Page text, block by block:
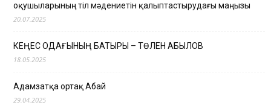
оқушыларының тіл мәдениетін қалыптастырудағы маңызы
20.07.2025
КЕҢЕС ОДАҒЫНЫҢ БАТЫРЫ – ТӨЛЕН ҚАБЫЛОВ
18.05.2025
Адамзатқа ортақ Абай
29.04.2025